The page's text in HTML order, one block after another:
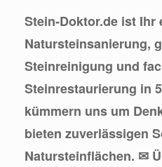
Stein-Doktor.de ist Ihr
Natursteinsanierung,
Steinreinigung und
Steinrestaurierung in
kümmern uns um
bieten zuverlässigen
Natursteinflächen. ✉